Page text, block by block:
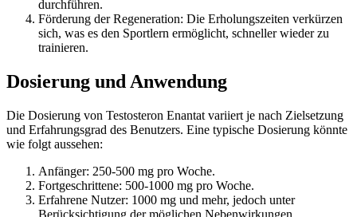
durchführen.
Förderung der Regeneration: Die Erholungszeiten verkürzen
sich, was es den Sportlern ermöglicht, schneller wieder zu
trainieren.
Dosierung und Anwendung
Die Dosierung von Testosteron Enantat variiert je nach Zielsetzung
und Erfahrungsgrad des Benutzers. Eine typische Dosierung könnte
wie folgt aussehen:
Anfänger: 250-500 mg pro Woche.
Fortgeschrittene: 500-1000 mg pro Woche.
Erfahrene Nutzer: 1000 mg und mehr, jedoch unter
Berücksichtigung der möglichen Nebenwirkungen.